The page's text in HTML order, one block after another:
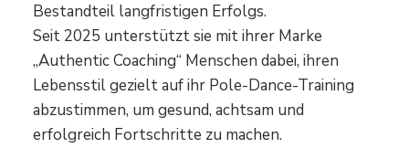
Bestandteil langfristigen Erfolgs.
Seit 2025 unterstützt sie mit ihrer Marke
„Authentic Coaching“ Menschen dabei, ihren
Lebensstil gezielt auf ihr Pole-Dance-Training
abzustimmen, um gesund, achtsam und
erfolgreich Fortschritte zu machen.